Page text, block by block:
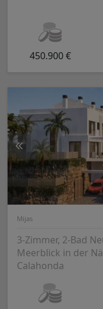
450.900 €
Mijas
3-Zimmer, 2-Bad
Meerblick in der
Calahonda